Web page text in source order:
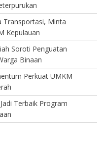
Transportasi, Minta
Kepulauan
Soroti Penguatan
Binaan
Perkuat UMKM
Terbaik Program